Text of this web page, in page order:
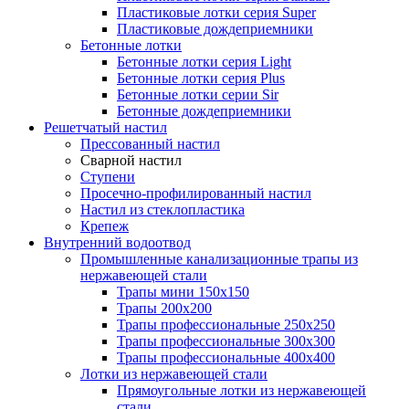
Пластиковые лотки серия Super
Пластиковые дождеприемники
Бетонные лотки
Бетонные лотки серия Light
Бетонные лотки серия Plus
Бетонные лотки серии Sir
Бетонные дождеприемники
Решетчатый настил
Прессованный настил
Сварной настил
Ступени
Просечно-профилированный настил
Настил из стеклопластика
Крепеж
Внутренний водоотвод
Промышленные канализационные трапы из
нержавеющей стали
Трапы мини 150х150
Трапы 200х200
Трапы профессиональные 250х250
Трапы профессиональные 300х300
Трапы профессиональные 400х400
Лотки из нержавеющей стали
Прямоугольные лотки из нержавеющей